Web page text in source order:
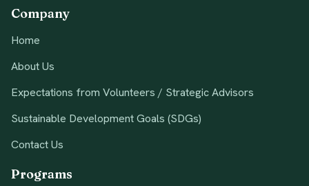
Company
Home
About Us
Expectations from Volunteers / Strategic Advisors
Sustainable Development Goals (SDGs)
Contact Us
Programs